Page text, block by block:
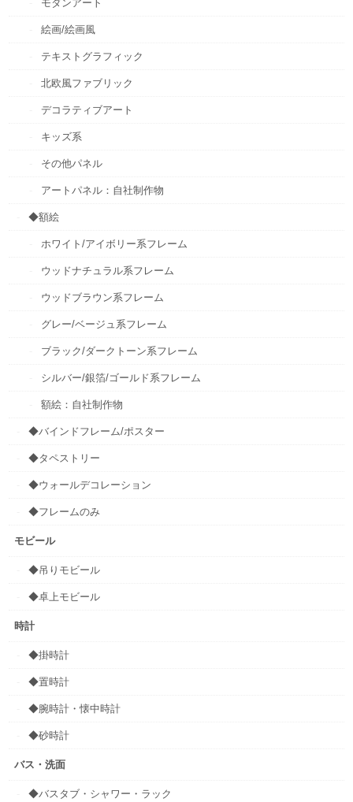
モダンアート
絵画/絵画風
テキストグラフィック
北欧風ファブリック
デコラティブアート
キッズ系
その他パネル
アートパネル：自社制作物
◆額絵
ホワイト/アイボリー系フレーム
ウッドナチュラル系フレーム
ウッドブラウン系フレーム
グレー/ベージュ系フレーム
ブラック/ダークトーン系フレーム
シルバー/銀箔/ゴールド系フレーム
額絵：自社制作物
◆バインドフレーム/ポスター
◆タペストリー
◆ウォールデコレーション
◆フレームのみ
モビール
◆吊りモビール
◆卓上モビール
時計
◆掛時計
◆置時計
◆腕時計・懐中時計
◆砂時計
バス・洗面
◆バスタブ・シャワー・ラック